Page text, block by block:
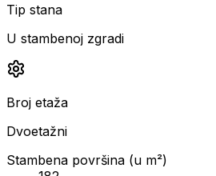
Tip stana
U stambenoj zgradi
Broj etaža
Dvoetažni
Stambena površina (u m²)